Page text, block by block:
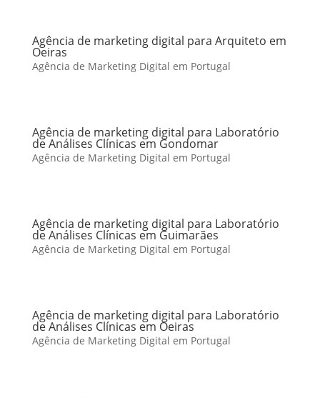
Agência de marketing digital para Arquiteto em
Oeiras
Agência de Marketing Digital em Portugal
Agência de marketing digital para Laboratório
de Análises Clínicas em Gondomar
Agência de Marketing Digital em Portugal
Agência de marketing digital para Laboratório
de Análises Clínicas em Guimarães
Agência de Marketing Digital em Portugal
Agência de marketing digital para Laboratório
de Análises Clínicas em Oeiras
Agência de Marketing Digital em Portugal